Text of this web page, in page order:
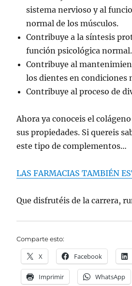
sistema nervioso y al
normal de los músculos.
Contribuye a la síntesis
función psicológica normal.
Contribuye al
los dientes en condiciones
Contribuye al proceso de
Ahora ya conoceis el
sus propiedades. Si quereis
este tipo de complementos…
LAS FARMACIAS TAMBIÉN
Que disfrutéis de la carrera,
Comparte esto:
X Facebook
Imprimir WhatsApp